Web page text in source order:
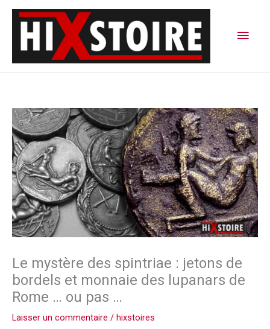
Aller
contenu
Le mystère des spintriae : jetons de
bordels et monnaie des lupanars de
Rome … ou pas …
Laisser un commentaire / hixstoires